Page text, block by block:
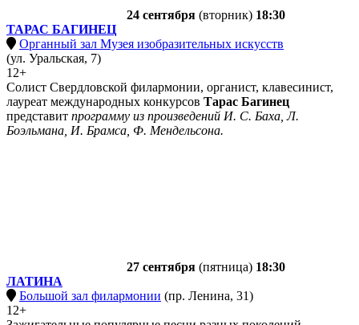
24 сентября (вторник) 18:30
ТАРАС БАГИНЕЦ
Органный зал Музея изобразительных искусств
(ул. Уральская, 7)
12+
Солист Свердловской филармонии, органист, клавесинист,
лауреат международных конкурсов Тарас Багинец
представит программу из произведений И. С. Баха, Л.
Боэльмана, И. Брамса, Ф. Мендельсона.
27 сентября (пятница) 18:30
ЛАТИНА
Большой зал филармонии (пр. Ленина, 31)
12+